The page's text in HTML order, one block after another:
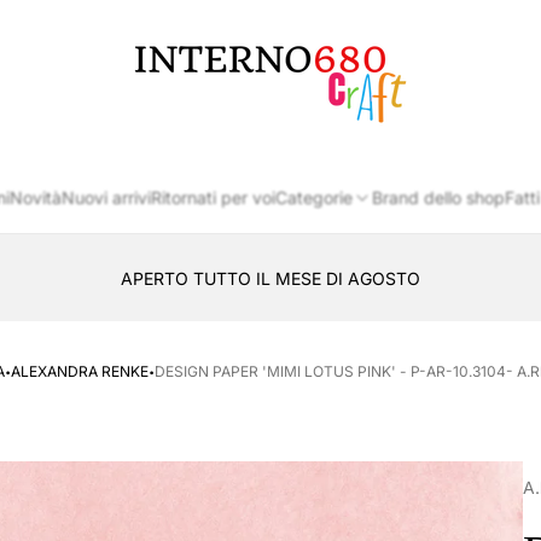
del
negozio
NovitàNuovi arriviRitornati per voiCategorie Brand dello shop
CONSEGNA AL LOCKER INPOST
·ALEXANDRA RENKE·DESIGN PAPER 'MIMI LOTUS PINK' - P-AR-10.3104-